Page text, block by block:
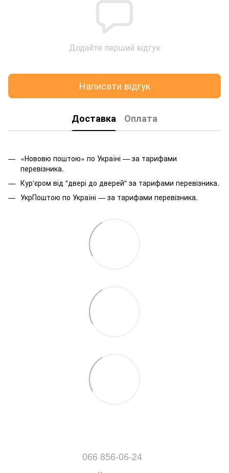
Додайте перший відгук
Написати відгук
Доставка Оплата
«Нововю поштою» по Україні — за тарифами
перевізника.
Кур'єром від "двері до дверей" за тарифами перевізника.
УкрПоштою по Україні — за тарифами перевізника.
066 856-06-24